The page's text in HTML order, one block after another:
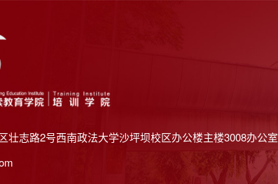
壮志路2号西南政法大学沙坪坝校区办公楼主楼3008办公室